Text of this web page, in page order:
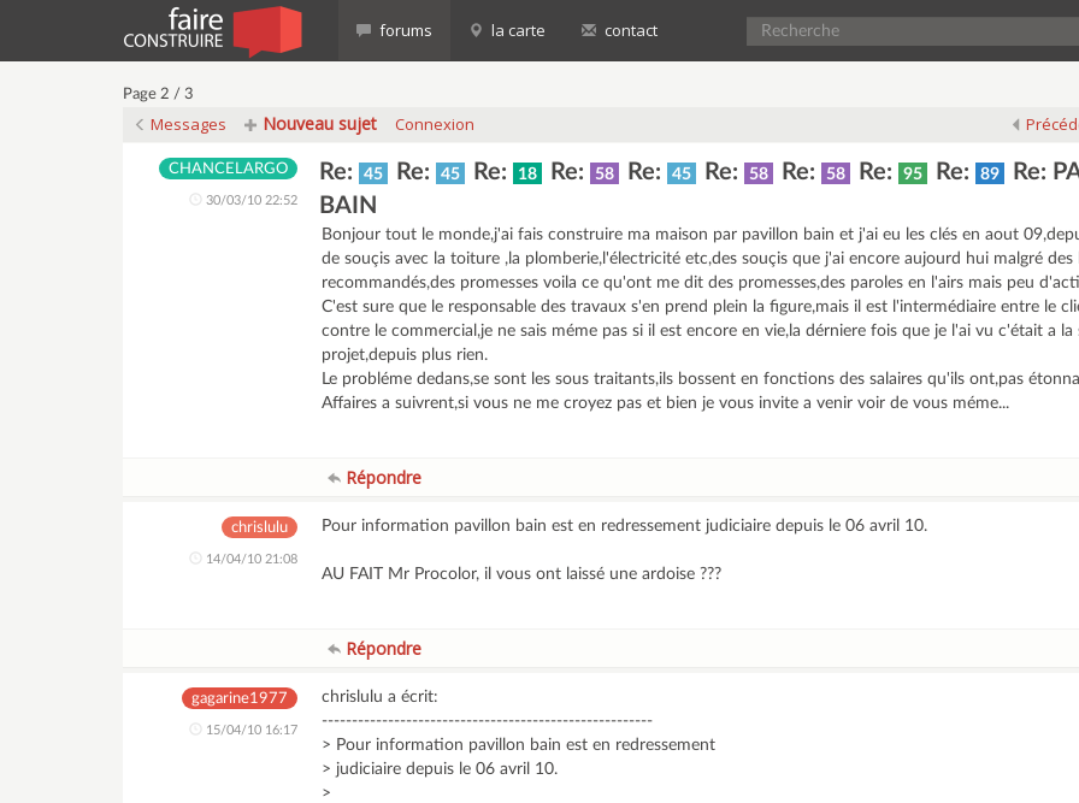
forums la carte contact
Page 2 / 3
Messages Nouveau sujet Connexion
CHANCELARGO
30/03/10 22:52
Re: 45 Re: 45 Re: 18 Re: 58 Re: 45 Re: 58 Re: 58 Re: 95 Re: 89
Re:
BAIN
Bonjour tout le monde,j'ai fais construire ma maison par pavillon bain et j'ai eu les clés en aout
de souçis avec la toiture ,la plomberie,l'électricité etc,des souçis que j'ai encore aujourd hui malgré des
recommandés,des promesses voila ce qu'ont me dit des promesses,des paroles en l'airs mais peu
C'est sure que le responsable des travaux s'en prend plein la figure,mais il est l'intermédiaire entre le
contre le commercial,je ne sais méme pas si il est encore en vie,la dérniere fois que je l'ai vu c'était a la
projet,depuis plus rien.
Le probléme dedans,se sont les sous traitants,ils bossent en fonctions des salaires qu'ils ont,pas
Affaires a suivrent,si vous ne me croyez pas et bien je vous invite a venir voir de vous méme...
Répondre
chrislulu
14/04/10 21:08
Pour information pavillon bain est en redressement judiciaire depuis le 06 avril 10.
AU FAIT Mr Procolor, il vous ont laissé une ardoise ???
Répondre
gagarine1977
15/04/10 16:17
chrislulu a écrit:
-------------------------------------------------------
> Pour information pavillon bain est en redressement
> judiciaire depuis le 06 avril 10.
>